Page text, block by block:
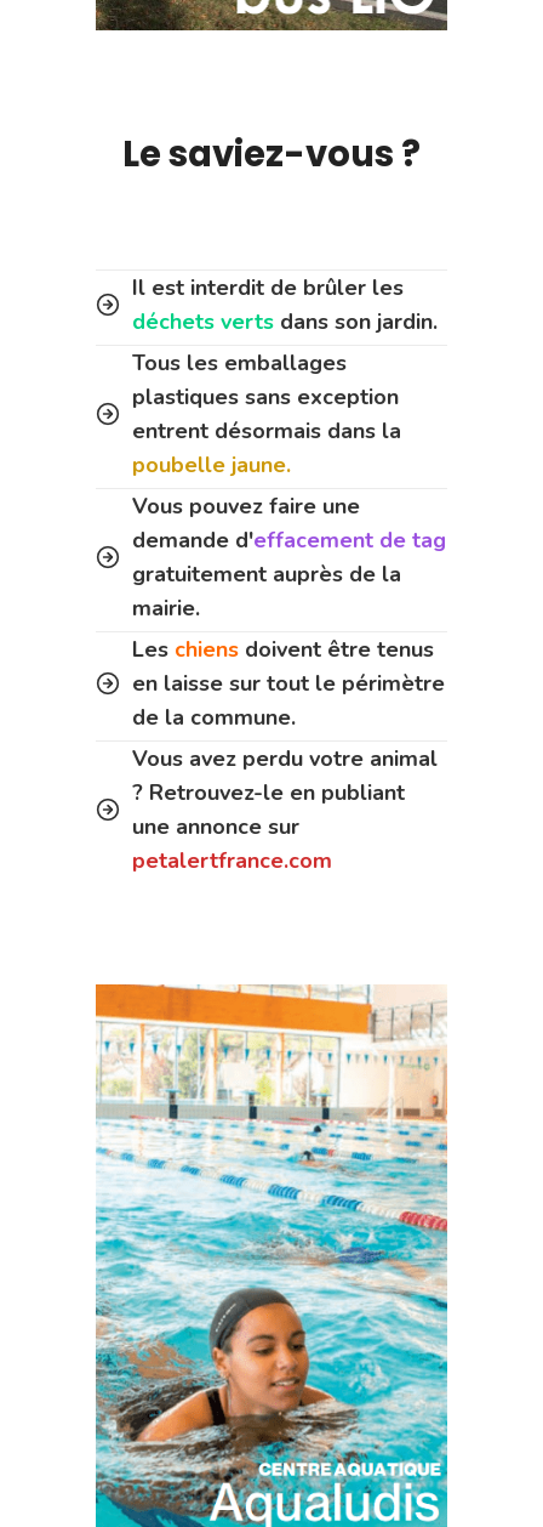
Le saviez-vous ?
Il est interdit de brûler les
déchets verts dans son jardin.
Tous les emballages
plastiques sans exception
entrent désormais dans la
poubelle jaune.
Vous pouvez faire une
demande d'effacement de tag
gratuitement auprès de la
mairie.
Les chiens doivent être tenus
en laisse sur tout le périmètre
de la commune.
Vous avez perdu votre animal
? Retrouvez-le en publiant
une annonce sur
petalertfrance.com